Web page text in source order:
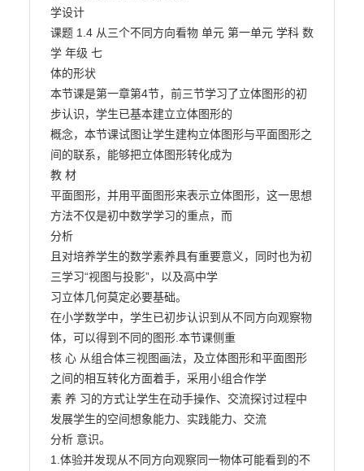
学设计
课题 1.4 从三个不同方向看物 单元 第一单元 学科 数
学 年级 七
体的形状
本节课是第一章第4节，前三节学习了立体图形的初
步认识，学生已基本建立立体图形的
概念，本节课试图让学生建构立体图形与平面图形之
间的联系，能够把立体图形转化成为
教 材
平面图形，并用平面图形来表示立体图形，这一思想
方法不仅是初中数学学习的重点，而
分析
且对培养学生的数学素养具有重要意义，同时也为初
三学习“视图与投影”，以及高中学
习立体几何莫定必要基础。
在小学数学中，学生已初步认识到从不同方向观察物
体，可以得到不同的图形.本节课侧重
核 心 从组合体三视图画法，及立体图形和平面图形
之间的相互转化方面着手，采用小组合作学
素 养 习的方式让学生在动手操作、交流探讨过程中
发展学生的空间想象能力、实践能力、交流
分析 意识。
1.体验并发现从不同方向观察同一物体可能看到的不